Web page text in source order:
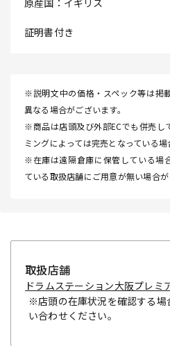
原産国：イギリス
証明書付き
※説明文中の価格・スペック等は掲
異なる場合がございます。
※商品は店頭及び外部ECでも併売し
ミングによっては完売となっている場
※在庫は遠隔倉庫に保管している場
ている取扱店舗にご用意が無い場合が
取扱店舗
ドラムステーション大阪プレミ
※店頭の在庫状況を確認する場
い合わせください。